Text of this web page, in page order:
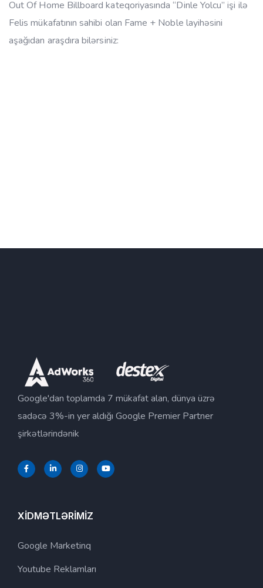
Out Of Home Billboard kateqoriyasında “Dinle Yolcu” işi ilə
Felis mükafatının sahibi olan Fame + Noble layihəsini
aşağıdan araşdıra bilərsiniz:
Google'dan toplamda 7 mükafat alan, dünya üzrə
sadəcə 3%-in yer aldığı Google Premier Partner
şirkətlərindənik
XİDMƏTLƏRİMİZ
Google Marketinq
Youtube Reklamları